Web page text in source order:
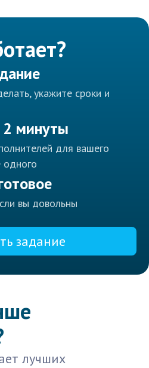
укажите сроки и
минуты
для вашего
одного
вы довольны
задание
лучших